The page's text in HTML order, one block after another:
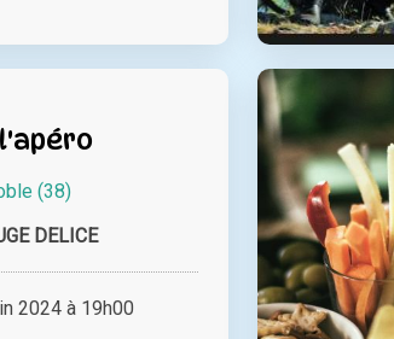
(38)
DELICE
2024 à 19h00